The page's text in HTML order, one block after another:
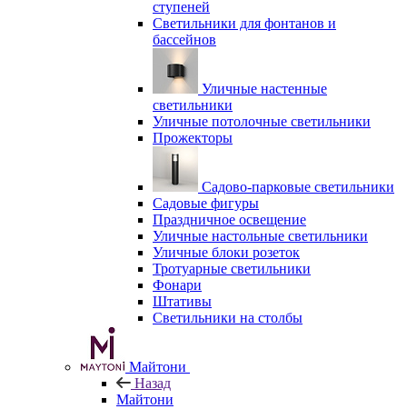
ступеней
Светильники для фонтанов и
бассейнов
Уличные настенные
светильники
Уличные потолочные светильники
Прожекторы
Садово-парковые светильники
Садовые фигуры
Праздничное освещение
Уличные настольные светильники
Уличные блоки розеток
Тротуарные светильники
Фонари
Штативы
Светильники на столбы
Майтони
Назад
Майтони